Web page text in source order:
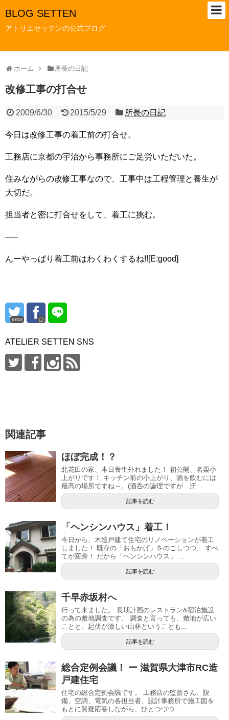
BLOG SETTEN
アトリエセッテンの公式ブログ
ホーム 所長の日記
改修工事の打合せ
2009/6/30 2015/5/29 所長の日記
今日は改修工事の着工前の打合せ。
工務店に京都の宇治から事務所にご足労いただいた。
住みながらの改修工事なので、工事中は工程管理と養生が
大切だ。
担当者と密に打合せをして、着工に挑む。
—–
んーやっぱり着工前はわくわくするね!![E:good]
error
ATELIER SETTEN SNS
関連記事
ほぼ完成！？
北花田の家、本日養生外れました！ 初公開、名栗小
上がりです！ キッチン前の小上がり、酒を飲むには
最高の場所ですね～。(酒呑の論理ですが…汗...
記事を読む
「ヘンシンハウス」着工！
今日から、木造戸建て住宅のリノベーションが着工
しました！ 既存の「おもかげ」をのこしつつ、 すべ
てが変身！ だから「ヘンシンハウス」 ...
記事を読む
千早赤坂村へ
行って来ました。 長期計画のレストラン&宿泊施設
の為の敷地調査です。 調査と言っても、敷地が広い
ことと、起伏が激しい山林ということも...
記事を読む
総合定例会議！ ー 滋賀県大津市RC造
戸建住宅
住宅の総合定例会議です。 工務店の監督さん、設
備、空調、電気の各担当者、設計事務所で施工図を
もとに質疑応答しながら、ひとつづつ...